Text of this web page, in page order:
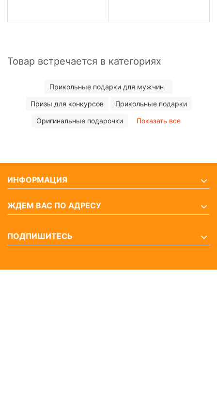
Товар встречается в категориях
Прикольные подарки для мужчин
Призы для конкурсов Прикольные подарки
Оригинальные подарочки Показать все
ИНФОРМАЦИЯ
ЖДЕМ ВАС ПО АДРЕСУ
ПОДПИШИТЕСЬ